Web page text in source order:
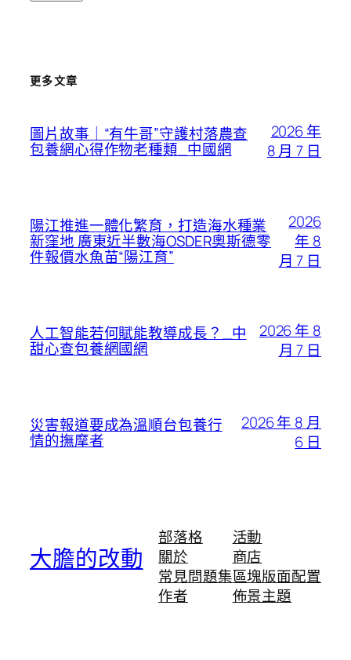
更多文章
圖片故事｜“有牛哥”守護村落農查
包養網心得作物老種類_中國網
2026 年
8 月 7 日
陽江推進一體化繁育，打造海水種業
新窪地 廣東近半數海OSDER奧斯德零
件報價水魚苗“陽江育”
2026
年 8
月 7 日
人工智能若何賦能教導成長？_中
甜心查包養網國網
2026 年 8
月 7 日
災害報道要成為溫順台包養行
情的撫摩者
2026 年 8 月
6 日
大膽的改動
部落格
關於
常見問題集
作者
活動
商店
區塊版面配置
佈景主題